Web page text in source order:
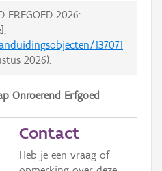
ERFGOED 2026:
137071
2026).
Onroerend Erfgoed
Contact
Heb je een vraag of